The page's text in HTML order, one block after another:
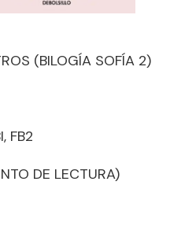
(BILOGÍA SOFÍA 2)
FB2
DE LECTURA)